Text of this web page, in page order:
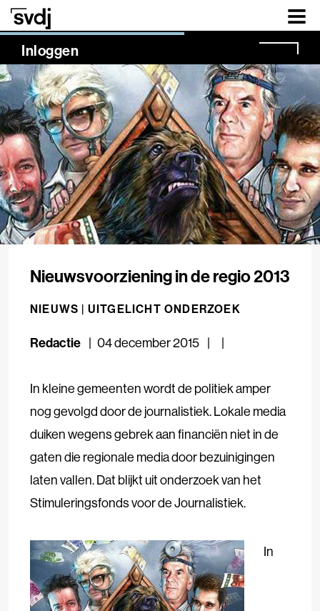
Naar hoofdinhoud
Inloggen
NaN%
Nieuwsvoorziening in de regio 2013
NIEUWS | UITGELICHT ONDERZOEK
Redactie 04 december 2015
In kleine gemeenten wordt de politiek amper
nog gevolgd door de journalistiek. Lokale media
duiken wegens gebrek aan financiën niet in de
gaten die regionale media door bezuinigingen
laten vallen. Dat blijkt uit onderzoek van het
Stimuleringsfonds voor de Journalistiek.
In